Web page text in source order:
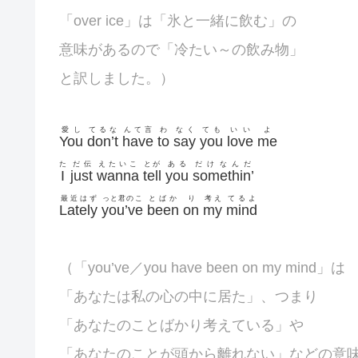
「over ice」は「氷と一緒に飲む」の
意味があるので「冷たい～の飲み物」
と訳しました。）
You
愛し
don’t
てるな
have
んて言
to
わ
say
なく
you
ても
love
いい
me
よ
I
た
just
だ伝
wanna
えたいこ
tell
とが
you
ある
somethin’
だけなんだ
Lately
最近はず
you’ve
っと君のこ
been
とばか
on
り
my
考え
mind
てるよ
（「you’ve／you have been on my mind」は
「あなたは私の心の中に居た」、つまり
「あなたのことばかり考えている」や
「あなたのことが頭から離れない」などの意